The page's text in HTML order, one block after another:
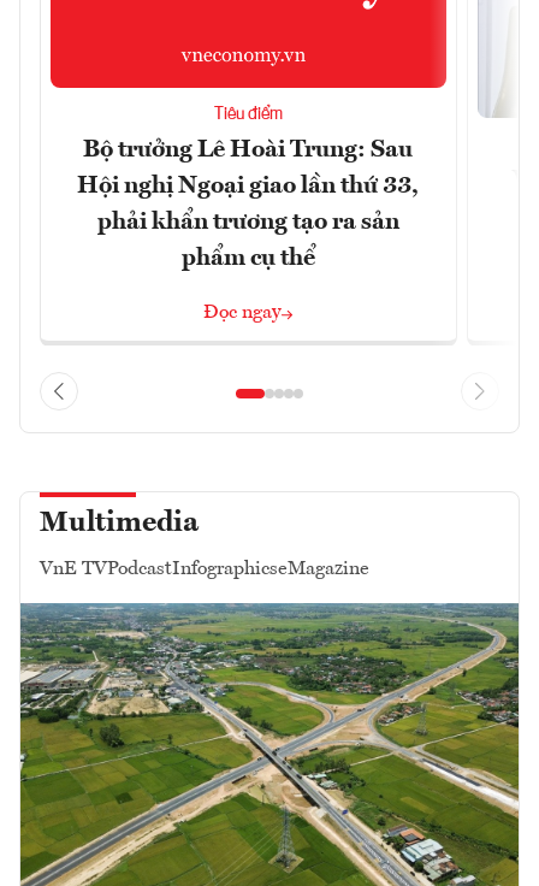
Tiêu điểm
Bộ trưởng Lê Hoài Trung: Sau
Hội nghị Ngoại giao lần thứ 33,
phải khẩn trương tạo ra sản
phẩm cụ thể
Đọc ngay
Multimedia
VnE TVPodcastInfographicseMagazine